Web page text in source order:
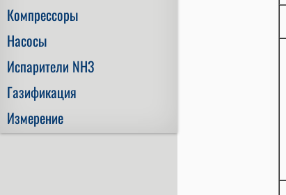
Компрессоры
Насосы
Испарители NH3
Газификация
Измерение